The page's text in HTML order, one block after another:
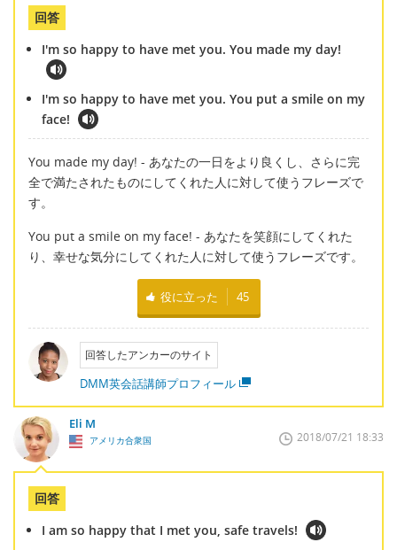
回答
I'm so happy to have met you. You made my day!
I'm so happy to have met you. You put a smile on my
face!
You made my day! - あなたの一日をより良くし、さらに完
全で満たされたものにしてくれた人に対して使うフレーズで
す。
You put a smile on my face! - あなたを笑顔にしてくれた
り、幸せな気分にしてくれた人に対して使うフレーズです。
役に立った 45
回答したアンカーのサイト
DMM英会話講師プロフィール
Eli M
アメリカ合衆国 2018/07/21 18:33
回答
I am so happy that I met you, safe travels!